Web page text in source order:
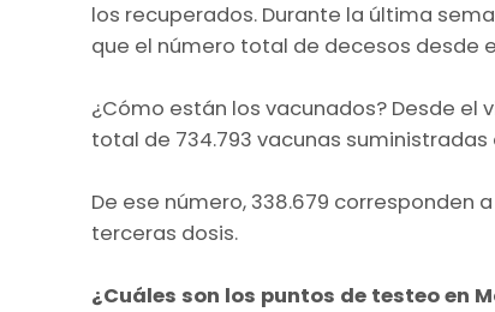
los recuperados. Durante la última
que el número total de decesos desde
¿Cómo están los vacunados? Desde el
total de 734.793 vacunas
De ese número, 338.679 corresponden
terceras dosis.
¿Cuáles son los puntos de testeo en